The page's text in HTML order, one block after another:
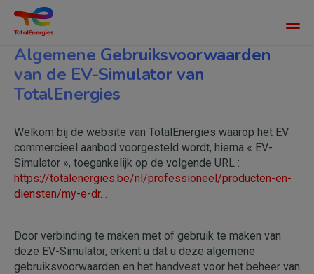
Overslaan
naar
gaan
Main
Algemene Gebruiksvoorwaarden
van de EV-Simulator van
TotalEnergies
Welkom bij de website van TotalEnergies waarop het EV
commercieel aanbod voorgesteld wordt, hierna « EV-
Simulator », toegankelijk op de volgende URL :
https://totalenergies.be/nl/professioneel/producten-en-
diensten/my-e-dr…
Door verbinding te maken met of gebruik te maken van
deze EV-Simulator, erkent u dat u deze algemene
gebruiksvoorwaarden en het handvest voor het beheer van